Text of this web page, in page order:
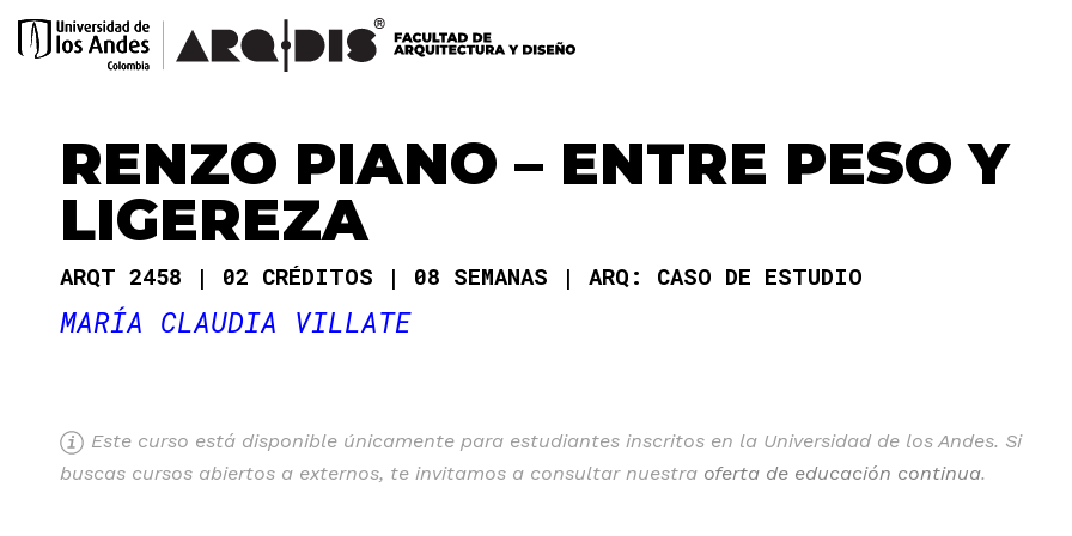
RENZO PIANO – ENTRE PESO Y
LIGEREZA
ARQT 2458 02 CRÉDITOS 08 SEMANAS ARQ: CASO DE ESTUDIO
MARÍA CLAUDIA VILLATE
Este curso está disponible únicamente para estudiantes inscritos en la Universidad de los Andes. Si
buscas cursos abiertos a externos, te invitamos a consultar nuestra oferta de educación continua.